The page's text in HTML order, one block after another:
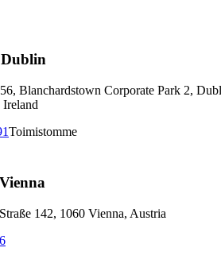
Blanchardstown Corporate Park 2,
Toimistomme
142, 1060 Vienna, Austria